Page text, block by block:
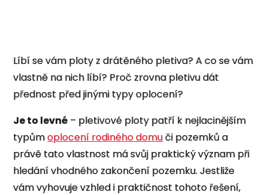
Líbí se vám ploty z drátěného pletiva? A co se vám
vlastně na nich líbí? Proč zrovna pletivu dát
přednost před jinými typy oplocení?
Je to levné – pletivové ploty patří k nejlacinějším
typůmoplocení rodiného domuči pozemků a
právě tato vlastnost má svůj praktický význam při
hledání vhodného zakončení pozemku. Jestliže
vám vyhovuje vzhled i praktičnost tohoto řešení,